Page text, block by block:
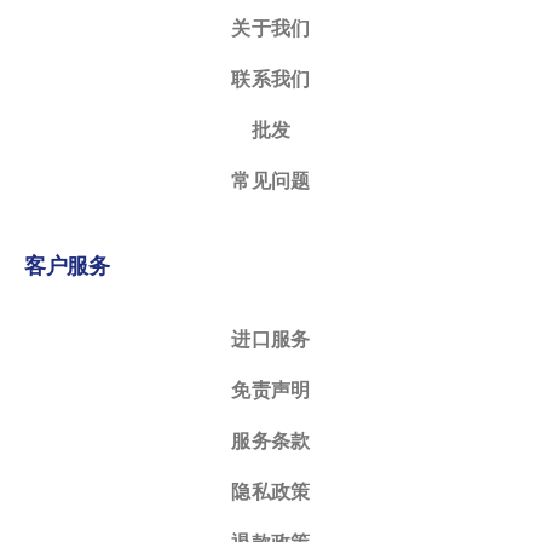
关于我们
联系我们
批发
常见问题
客户服务
进口服务
免责声明
服务条款
隐私政策